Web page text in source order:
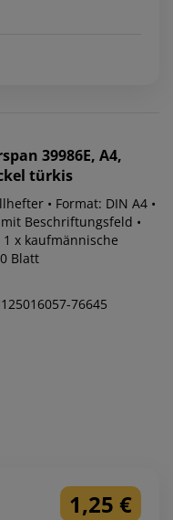
39986E, A4,
türkis
• Format: DIN A4 •
Beschriftungsfeld •
x kaufmännische
Blatt
76645
1,25 €